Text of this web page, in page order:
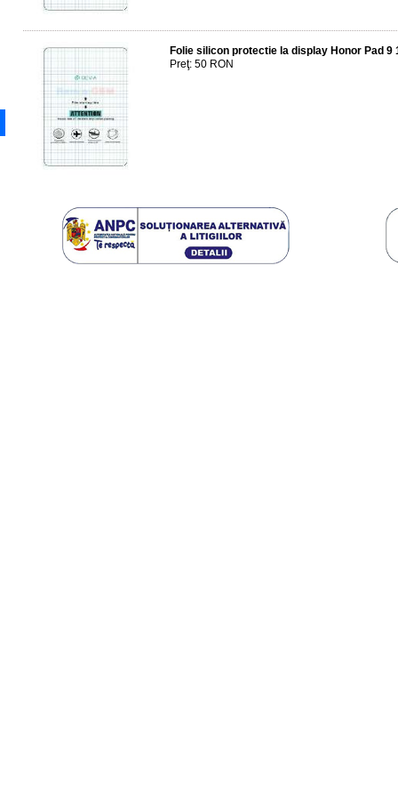
Folie silicon protectie la display Honor Pad 9
Preţ: 50 RON